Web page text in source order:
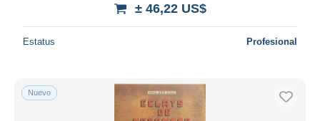
± 46,22 US$
Estatus Profesional
Nuevo